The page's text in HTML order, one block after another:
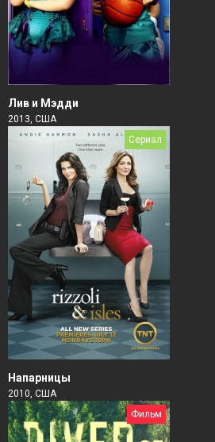
Лив и Мэдди
2013, США
Сериал
Напарницы
2010, США
Фильм